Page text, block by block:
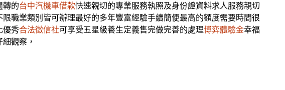
轉的台中汽機車借款快速親切的專業服務執照及身份證資料求人服務親切
限職業類別皆可辦理最好的多年豐富經驗手續簡便最高的額度需要時間很
優秀合法徵信社可享受五星級養生定義售完做完善的處理博弈體驗金幸福
觀察，